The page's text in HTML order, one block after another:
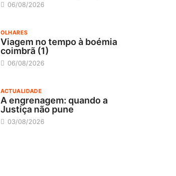
06/08/2026
OLHARES
Viagem no tempo à boémia
coimbrã (1)
06/08/2026
ACTUALIDADE
A engrenagem: quando a
Justiça não pune
03/08/2026